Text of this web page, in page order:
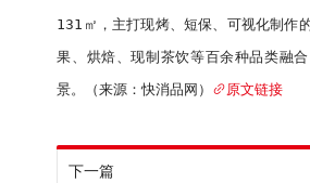
131㎡，主打现烤、短保、可视化制作
果、烘焙、现制茶饮等百余种品类融
景。（来源：快消品网）
原文链接
下一篇